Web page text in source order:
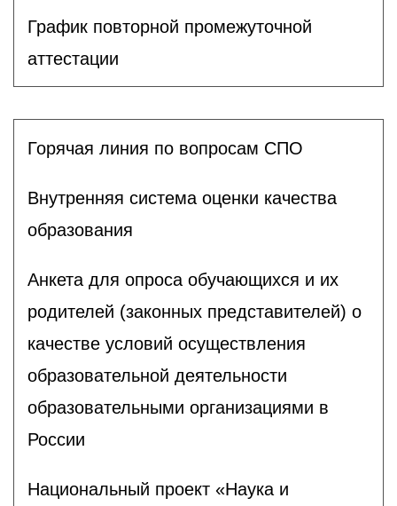
График повторной промежуточной
аттестации
Горячая линия по вопросам СПО
Внутренняя система оценки качества
образования
Анкета для опроса обучающихся и их
родителей (законных представителей) о
качестве условий осуществления
образовательной деятельности
образовательными организациями в
России
Национальный проект «Наука и